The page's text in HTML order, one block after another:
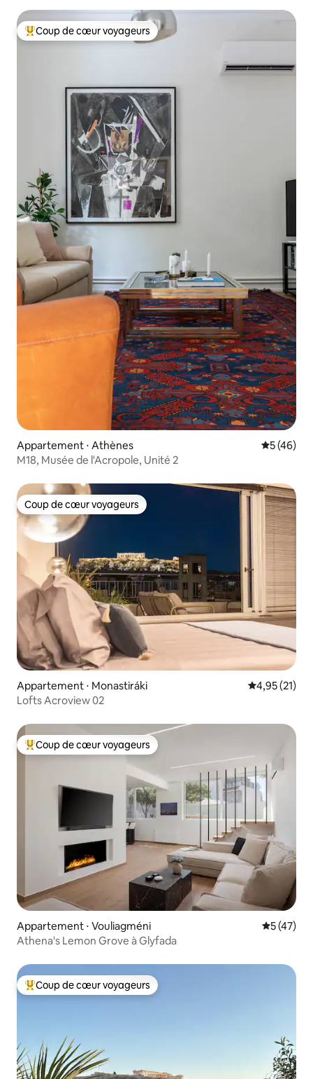
Coups de cœur voyageurs les plus appréciés
Coup de cœur voyageurs
Appartement ⋅ Athènes
5 (46)
M18, Musée de l'Acropole, Unité 2
Coup de cœur voyageurs
Coup de cœur voyageurs
Appartement ⋅ Monastiráki Évaluation
4,95 (21)
Lofts Acroview 02
Coups de cœur voyageurs les plus appréciés
Coup de cœur voyageurs
Appartement ⋅ Vouliagméni
5 (47)
Athena's Lemon Grove à Glyfada
Coups de cœur voyageurs les plus appréciés
Coup de cœur voyageurs